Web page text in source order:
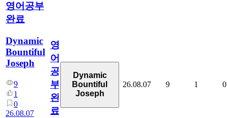
영어공부
완료
Dynamic
Bountiful
Joseph
9
1
0
26.08.07
영
어
공
부
완
료
Dynamic
Bountiful
Joseph
26.08.07 9 1 0